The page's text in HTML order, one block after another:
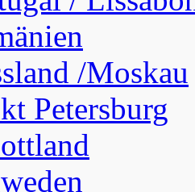
/Moskau
Petersburg